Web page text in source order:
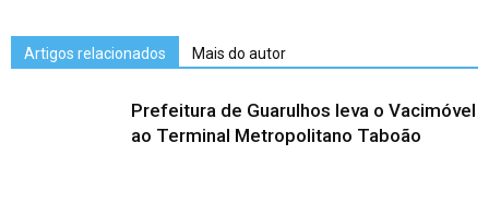
Artigos relacionados Mais do autor
Prefeitura de Guarulhos leva o Vacimóvel
ao Terminal Metropolitano Taboão